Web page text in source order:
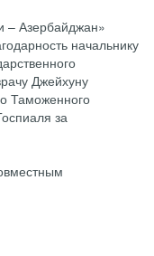
– Азербайджан»
начальнику
Джейхуну
Таможенного
за